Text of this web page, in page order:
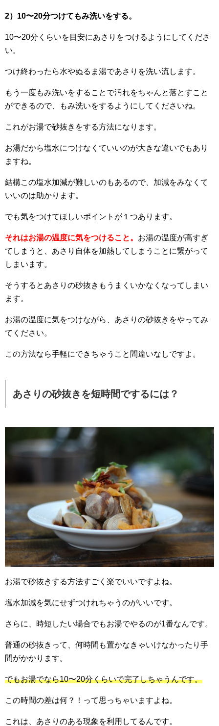
2）10〜20分つけてもみ洗いをする。
10〜20分くらいを目安にあさりをつけるようにしてくださ
い。
つけ終わったら水やぬるま湯であさりを洗い流します。
もう一度もみ洗いをすることで汚れをちゃんと落とすこと
ができるので、もみ洗いをするようにしてくださいね。
これがお湯で砂抜きをする方法になります。
お湯だから塩水につけなくていいのが大きな違いでもあり
ますね。
結構この塩水加減が難しいのもあるので、加減をみなくて
いいのは助かります。
でも気をつけてほしいポイントが１つあります。
それはお湯の温度に気をつけること。 お湯の温度が高すぎ
てしまうと、あさり自体を加熱してしまうことに繋がって
しまいます。
そうするとあさりの砂抜きもうまくいかなくなってしまい
ます。
お湯の温度に気をつけながら、あさりの砂抜きをやってみ
てください。
この方法なら手軽にできちゃうこと間違いなしですよ。
あさりの砂抜きを短時間でするには？
お湯で砂抜きする方法すごく楽でいいですよね。
塩水加減を気にせずつけれちゃうのがいいです。
さらに、時短したい場合でもお湯でやるのが1番なんです。
普通の砂抜きって、何時間も置かなきゃいけなかったり手
間がかかります。
でもお湯でなら10〜20分くらいで完了しちゃうんです。
この時間の差は何？！って思っちゃいますよね。
これは、あさりのある現象を利用してるんです。